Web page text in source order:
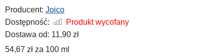
Producent: Joico
Dostępność:
Produkt wycofany
Dostawa od: 11,90 zł
54,67 zł za 100 ml